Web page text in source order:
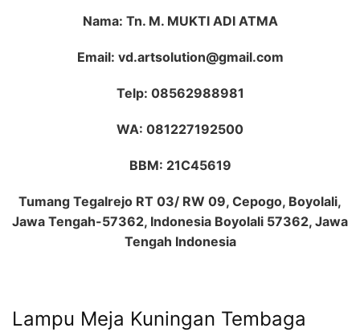
Nama: Tn. M. MUKTI ADI ATMA
Email: vd.artsolution@gmail.com
Telp: 08562988981
WA: 081227192500
BBM: 21C45619
Tumang Tegalrejo RT 03/ RW 09, Cepogo, Boyolali,
Jawa Tengah-57362, Indonesia Boyolali 57362, Jawa
Tengah Indonesia
Lampu Meja Kuningan Tembaga